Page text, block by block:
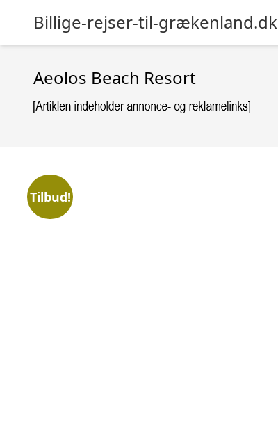
Billige-rejser-til-grækenland.dk
Aeolos Beach Resort
Tilbud!